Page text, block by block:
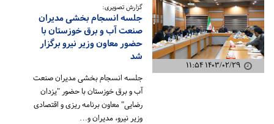
۱۴۰۳/۰۲/۲۹ ۱۱:۵۴
گزارش تصویری:
جلسه انسجام بخشی مدیران
صنعت آب و برق خوزستان با
حضور معاون وزیر نیرو برگزار
شد
جلسه انسجام بخشی مدیران صنعت
آب و برق خوزستان با حضور "یزدان
رضایی" معاون برنامه ریزی و اقتصادی
وزیر نیرو، مدیران و…